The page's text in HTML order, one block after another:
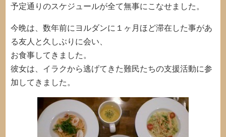
予定通りのスケジュールが全て無事にこなせました。
今晩は、数年前にヨルダンに１ヶ月ほど滞在した事があ
る友人と久しぶりに会い、
お食事してきました。
彼女は、イラクから逃げてきた難民たちの支援活動に参
加してきました。